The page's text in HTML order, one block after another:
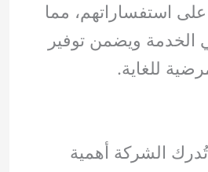
استفساراتهم، مما
الخدمة ويضمن توفير
للغاية.
الشركة أهمية